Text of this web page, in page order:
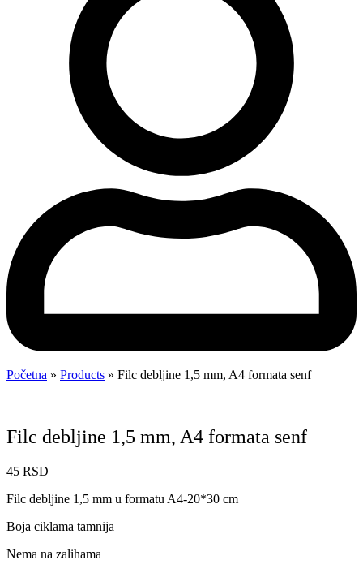
Početna » Products » Filc debljine 1,5 mm, A4 formata senf
Filc debljine 1,5 mm, A4 formata senf
45 RSD
Filc debljine 1,5 mm u formatu A4-20*30 cm
Boja ciklama tamnija
Nema na zalihama